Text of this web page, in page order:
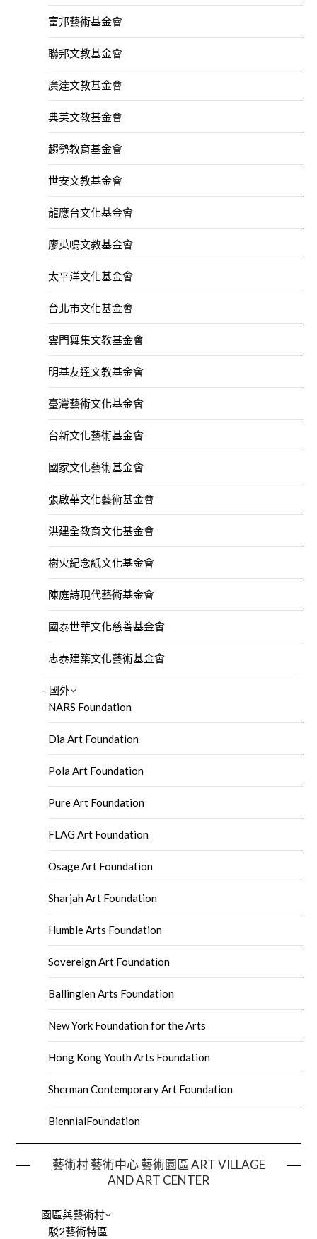
富邦藝術基金會
聯邦文教基金會
廣達文教基金會
典美文教基金會
趨勢教育基金會
世安文教基金會
龍應台文化基金會
廖英鳴文教基金會
太平洋文化基金會
台北市文化基金會
雲門舞集文教基金會
明基友達文教基金會
臺灣藝術文化基金會
台新文化藝術基金會
國家文化藝術基金會
張啟華文化藝術基金會
洪建全教育文化基金會
樹火紀念紙文化基金會
陳庭詩現代藝術基金會
國泰世華文化慈善基金會
忠泰建築文化藝術基金會
– 國外
NARS Foundation
Dia Art Foundation
Pola Art Foundation
Pure Art Foundation
FLAG Art Foundation
Osage Art Foundation
Sharjah Art Foundation
Humble Arts Foundation
Sovereign Art Foundation
Ballinglen Arts Foundation
New York Foundation for the Arts
Hong Kong Youth Arts Foundation
Sherman Contemporary Art Foundation
BiennialFoundation
藝術村 藝術中心 藝術園區 ART VILLAGE
AND ART CENTER
園區與藝術村
駁2藝術特區